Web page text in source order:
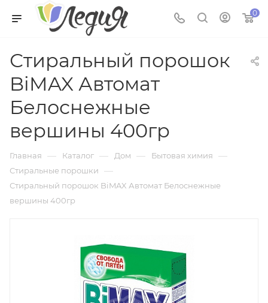
0
Стиральный порошок
BiMAX Автомат
Белоснежные
вершины 400гр
Главная — Каталог — Дом — Бытовая химия —
Стиральные порошки —
Стиральный порошок BiMAX Автомат Белоснежные
вершины 400гр